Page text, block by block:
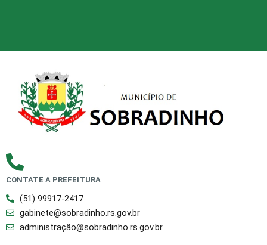
CONTATE A PREFEITURA
(51) 99917-2417
gabinete@sobradinho.rs.gov.br
administração@sobradinho.rs.gov.br